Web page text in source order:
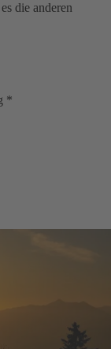
die anderen
*